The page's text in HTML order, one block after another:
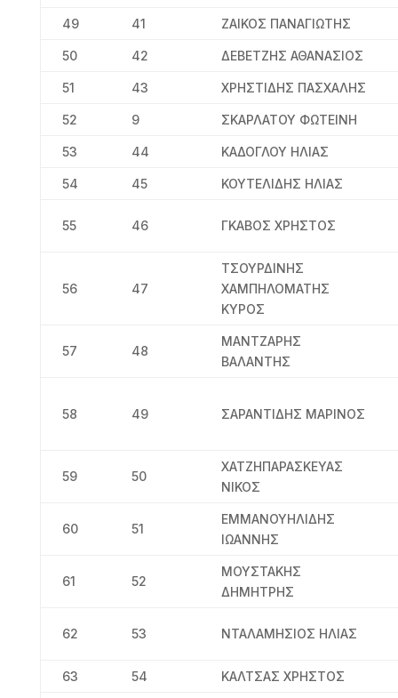
49 41 ΖΑΙΚΟΣ ΠΑΝΑΓΙΩΤΗΣ
50 42 ΔΕΒΕΤΖΗΣ ΑΘΑΝΑΣΙΟΣ
51 43 ΧΡΗΣΤΙΔΗΣ ΠΑΣΧΑΛΗΣ
52 9 ΣΚΑΡΛΑΤΟΥ ΦΩΤΕΙΝΗ
53 44 ΚΑΔΟΓΛΟΥ ΗΛΙΑΣ
54 45 ΚΟΥΤΕΛΙΔΗΣ ΗΛΙΑΣ
55 46 ΓΚΑΒΟΣ ΧΡΗΣΤΟΣ
56 47
ΤΣΟΥΡΔΙΝΗΣ
ΧΑΜΠΗΛΟΜΑΤΗΣ
ΚΥΡΟΣ
57 48
ΜΑΝΤΖΑΡΗΣ
ΒΑΛΑΝΤΗΣ
58 49 ΣΑΡΑΝΤΙΔΗΣ ΜΑΡΙΝΟΣ
59 50
ΧΑΤΖΗΠΑΡΑΣΚΕΥΑΣ
ΝΙΚΟΣ
60 51
ΕΜΜΑΝΟΥΗΛΙΔΗΣ
ΙΩΑΝΝΗΣ
61 52
ΜΟΥΣΤΑΚΗΣ
ΔΗΜΗΤΡΗΣ
62 53 ΝΤΑΛΑΜΗΣΙΟΣ ΗΛΙΑΣ
63 54 ΚΑΛΤΣΑΣ ΧΡΗΣΤΟΣ